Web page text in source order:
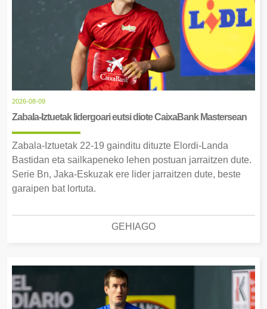
2026-08-09
Zabala-Iztuetak lidergoari eutsi diote CaixaBank Mastersean
Zabala-Iztuetak 22-19 gainditu dituzte Elordi-Landa
Bastidan eta sailkapeneko lehen postuan jarraitzen dute.
Serie Bn, Jaka-Eskuzak ere lider jarraitzen dute, beste
garaipen bat lortuta.
GEHIAGO